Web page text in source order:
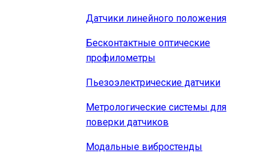
Датчики линейного положения
Бесконтактные оптические
профилометры
Пьезоэлектрические датчики
Метрологические системы для
поверки датчиков
Модальные вибростенды